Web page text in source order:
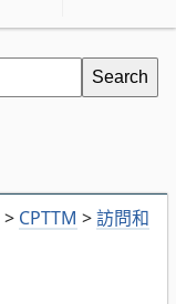
> CPTTM >訪問和